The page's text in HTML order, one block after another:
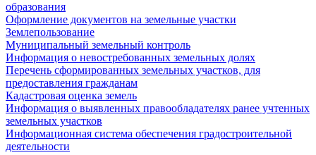
образования
Оформление документов на земельные участки
Землепользование
Муниципальный земельный контроль
Информация о невостребованных земельных долях
Перечень сформированных земельных участков, для
предоставления гражданам
Кадастровая оценка земель
Информация о выявленных правообладателях ранее учтенных
земельных участков
Информационная система обеспечения градостроительной
деятельности